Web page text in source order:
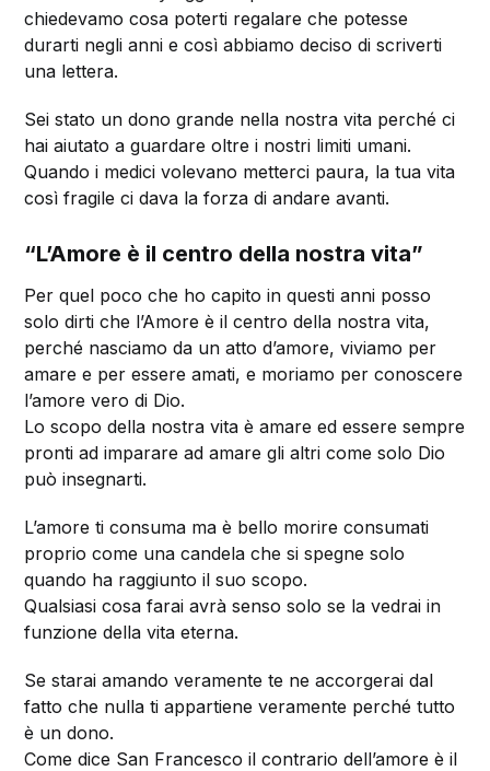
chiedevamo cosa poterti regalare che potesse
durarti negli anni e così abbiamo deciso di scriverti
una lettera.
Sei stato un dono grande nella nostra vita perché ci
hai aiutato a guardare oltre i nostri limiti umani.
Quando i medici volevano metterci paura, la tua vita
così fragile ci dava la forza di andare avanti.
“L’Amore è il centro della nostra vita”
Per quel poco che ho capito in questi anni posso
solo dirti che l’Amore è il centro della nostra vita,
perché nasciamo da un atto d’amore, viviamo per
amare e per essere amati, e moriamo per conoscere
l’amore vero di Dio.
Lo scopo della nostra vita è amare ed essere sempre
pronti ad imparare ad amare gli altri come solo Dio
può insegnarti.
L’amore ti consuma ma è bello morire consumati
proprio come una candela che si spegne solo
quando ha raggiunto il suo scopo.
Qualsiasi cosa farai avrà senso solo se la vedrai in
funzione della vita eterna.
Se starai amando veramente te ne accorgerai dal
fatto che nulla ti appartiene veramente perché tutto
è un dono.
Come dice San Francesco il contrario dell’amore è il